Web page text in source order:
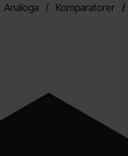
Analoga Komparatorer